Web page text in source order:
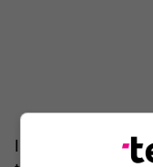
I transferuar për